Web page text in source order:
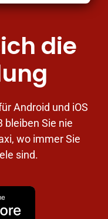
die
Android und iOS
bleiben Sie nie
wo immer Sie
sind.